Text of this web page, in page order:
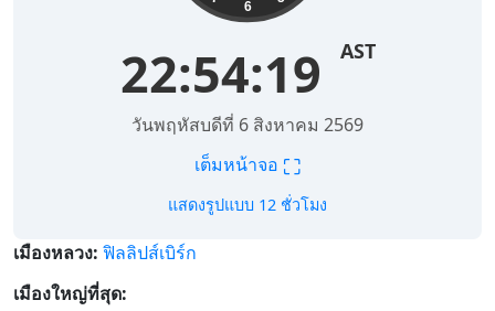
6
22:54:19 AST
วันพฤหัสบดีที่ 6 สิงหาคม 2569
เต็มหน้าจอ ⛶
แสดงรูปแบบ 12 ชั่วโมง
เมืองหลวง: ฟิลลิปส์เบิร์ก
เมืองใหญ่ที่สุด: